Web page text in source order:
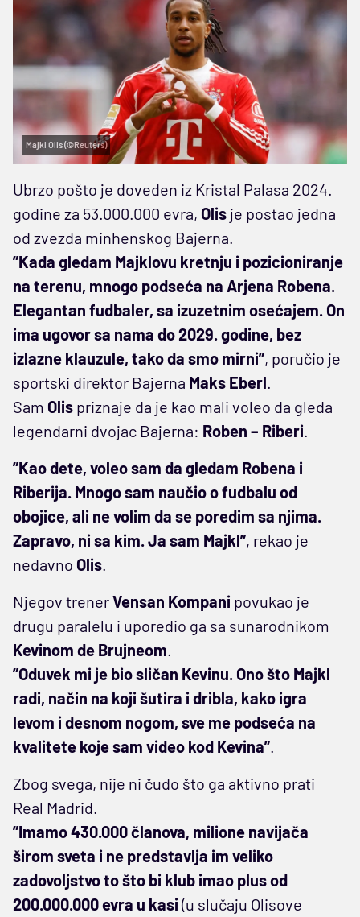
Majkl Olis (©Reuters)
Ubrzo pošto je doveden iz Kristal Palasa 2024.
godine za 53.000.000 evra, Olis je postao jedna
od zvezda minhenskog Bajerna.
”Kada gledam Majklovu kretnju i pozicioniranje
na terenu, mnogo podseća na Arjena Robena.
Elegantan fudbaler, sa izuzetnim osećajem. On
ima ugovor sa nama do 2029. godine, bez
izlazne klauzule, tako da smo mirni”, poručio je
sportski direktor Bajerna Maks Eberl
Sam Olis priznaje da je kao mali voleo da gleda
legendarni dvojac Bajerna: Roben – Riberi
”Kao dete, voleo sam da gledam Robena i
Riberija. Mnogo sam naučio o fudbalu od
obojice, ali ne volim da se poredim sa njima.
Zapravo, ni sa kim. Ja sam Majkl”, rekao je
nedavno Olis
Njegov trenerVensan Kompani povukao je
drugu paralelu i uporedio ga sa sunarodnikom
Kevinom de Brujneom
”Oduvek mi je bio sličan Kevinu. Ono što Majkl
radi, način na koji šutira i dribla, kako igra
levom i desnom nogom, sve me podseća na
kvalitete koje sam video kod Kevina”
Zbog svega, nije ni čudo što ga aktivno prati
Real Madrid.
”Imamo 430.000 članova, milione navijača
širom sveta i ne predstavlja im veliko
zadovoljstvo to što bi klub imao plus od
200.000.000 evra u kasi (u slučaju Olisove